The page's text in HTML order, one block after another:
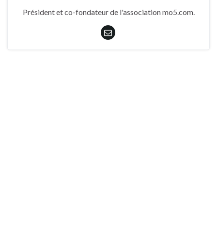
Président et co-fondateur de l'association mo5.com.